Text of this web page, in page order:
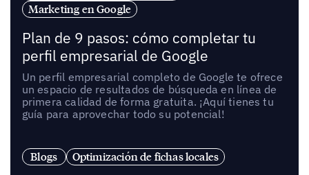
Marketing en Google
Plan de 9 pasos: cómo completar tu
perfil empresarial de Google
Un perfil empresarial completo de Google te ofrece
un espacio de resultados de búsqueda en línea de
primera calidad de forma gratuita. ¡Aquí tienes tu
guía para aprovechar todo su potencial!
Blogs Optimización de fichas locales